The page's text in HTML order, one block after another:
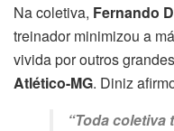
Na coletiva, Fernando
treinador minimizou a
vivida por outros
Atlético-MG. Diniz
“Toda coletiva